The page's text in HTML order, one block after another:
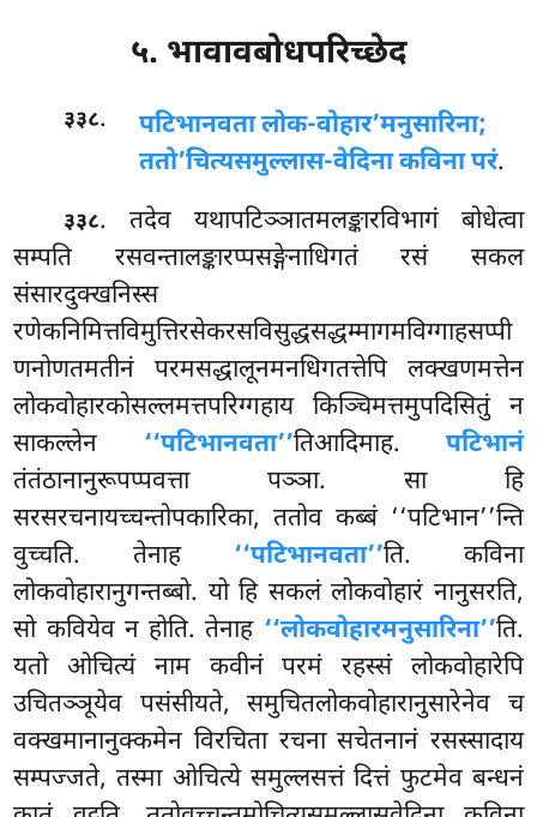
५. भावावबोधपरिच्छेद
३३८. पटिभानवतालोक-वोहार’मनुसारिना;
ततो’चित्यसमुल्लास-वेदिना कविना परं.
३३८. तदेव यथापटिञ्ञातमलङ्कारविभागं बोधेत्वा
सम्पति रसवन्तालङ्कारप्पसङ्गेनाधिगतं रसं सकल
संसारदुक्खनिस्स
रणेकनिमित्तविमुत्तिरसेकरसविसुद्धसद्धम्मागमविग्गाहसप्पी
णनोणतमतीनं परमसद्धालूनमनधिगतत्तेपि लक्खणमत्तेन
लोकवोहारकोसल्लमत्तपरिग्गहाय किञ्चिमत्तमुपदिसितुं न
साकल्लेन ‘‘पटिभानवता’’तिआदिमाह. पटिभानं
तंतंठानानुरूपप्पवत्ता पञ्ञा. सा हि
सरसरचनायच्चन्तोपकारिका, ततोव कब्बं ‘‘पटिभान’’न्ति
वुच्चति. तेनाह ‘‘पटिभानवता’’ति. कविना
लोकवोहारानुगन्तब्बो. यो हि सकलं लोकवोहारं नानुसरति,
सो कवियेव न होति. तेनाह ‘‘लोकवोहारमनुसारिना’’ति.
यतो ओचित्यं नाम कवीनं परमं रहस्सं लोकवोहारेपि
उचितञ्ञूयेव पसंसीयते, समुचितलोकवोहारानुसारेनेव च
वक्खमानानुक्कमेन विरचिता रचना सचेतनानं रसस्सादाय
सम्पज्जते, तस्मा ओचित्ये समुल्लसत्तं दित्तं फुटमेव बन्धनं